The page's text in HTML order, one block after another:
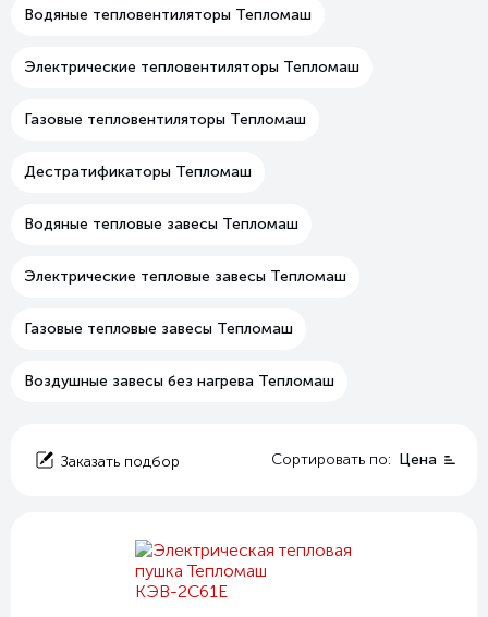
Водяные тепловентиляторы Тепломаш
Электрические тепловентиляторы Тепломаш
Газовые тепловентиляторы Тепломаш
Дестратификаторы Тепломаш
Водяные тепловые завесы Тепломаш
Электрические тепловые завесы Тепломаш
Газовые тепловые завесы Тепломаш
Воздушные завесы без нагрева Тепломаш
Сортировать по: Цена
Заказать подбор